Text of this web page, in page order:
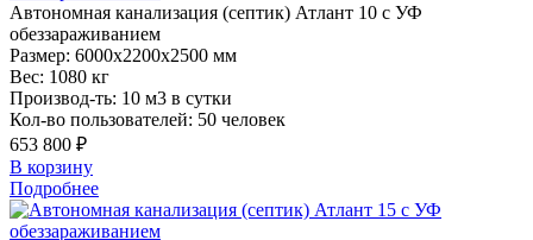
Автономная канализация (септик) Атлант 10 с УФ
обеззараживанием
Размер: 6000x2200x2500 мм
Вес: 1080 кг
Производ-ть: 10 м3 в сутки
Кол-во пользователей: 50 человек
653 800 ₽
В корзину
Подробнее